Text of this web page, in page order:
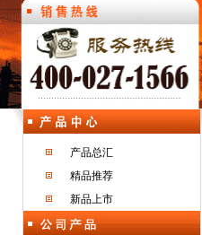
产品总汇
精品推荐
新品上市